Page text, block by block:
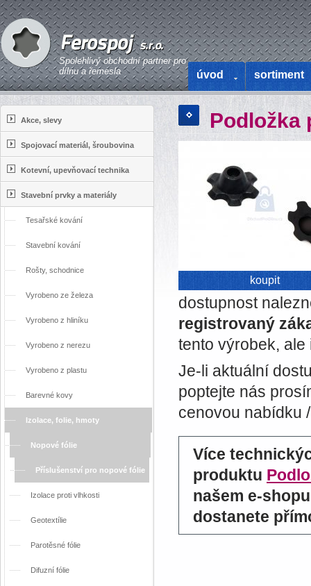
Spolehlivý obchodní partner pro
dílnu a řemesla
úvod sortiment
Podložka
koupit
dostupnost
registrovaný
tento výrobek,
Je-li aktuální
poptejte nás
cenovou nabídku
Více
produktu
našem e-
dostanete
Akce, slevy
Spojovací materiál, šroubovina
Kotevní, upevňovací technika
Stavební prvky a materiály
Tesařské kování
Stavební kování
Rošty, schodnice
Vyrobeno ze železa
Vyrobeno z hliníku
Vyrobeno z nerezu
Vyrobeno z plastu
Barevné kovy
Izolace, folie, hmoty
Nopové fólie
Příslušenství pro nopové fólie
Izolace proti vlhkosti
Geotextílie
Parotěsné fólie
Difuzní fólie